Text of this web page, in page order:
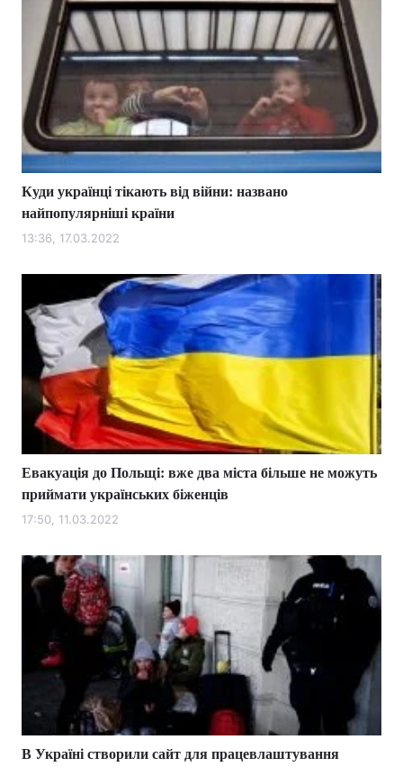
Куди українці тікають від війни: названо
найпопулярніші країни
13:36, 17.03.2022
Евакуація до Польщі: вже два міста більше не можуть
приймати українських біженців
17:50, 11.03.2022
В Україні створили сайт для працевлаштування